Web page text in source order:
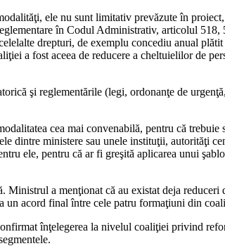
ele nu sunt limitativ prevăzute în
în Codul Administrativ, articolul
drepturi, de exemplu concediu anual
a fost aceea de reducere a cheltuielilor de
şi reglementările (legi, ordonanţe de
cea mai convenabilă, pentru că
dintre ministere sau unele instituţii, autorităţi
ele, pentru că ar fi greşită aplicarea unui
Ministrul a menţionat că au existat deja
un acord final între cele patru formaţiuni din
înţelegerea la nivelul coaliţiei privind